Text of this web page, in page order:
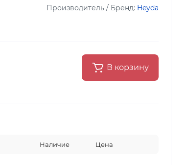
Производитель / Бренд: Heyda
В корзину
Наличие Цена